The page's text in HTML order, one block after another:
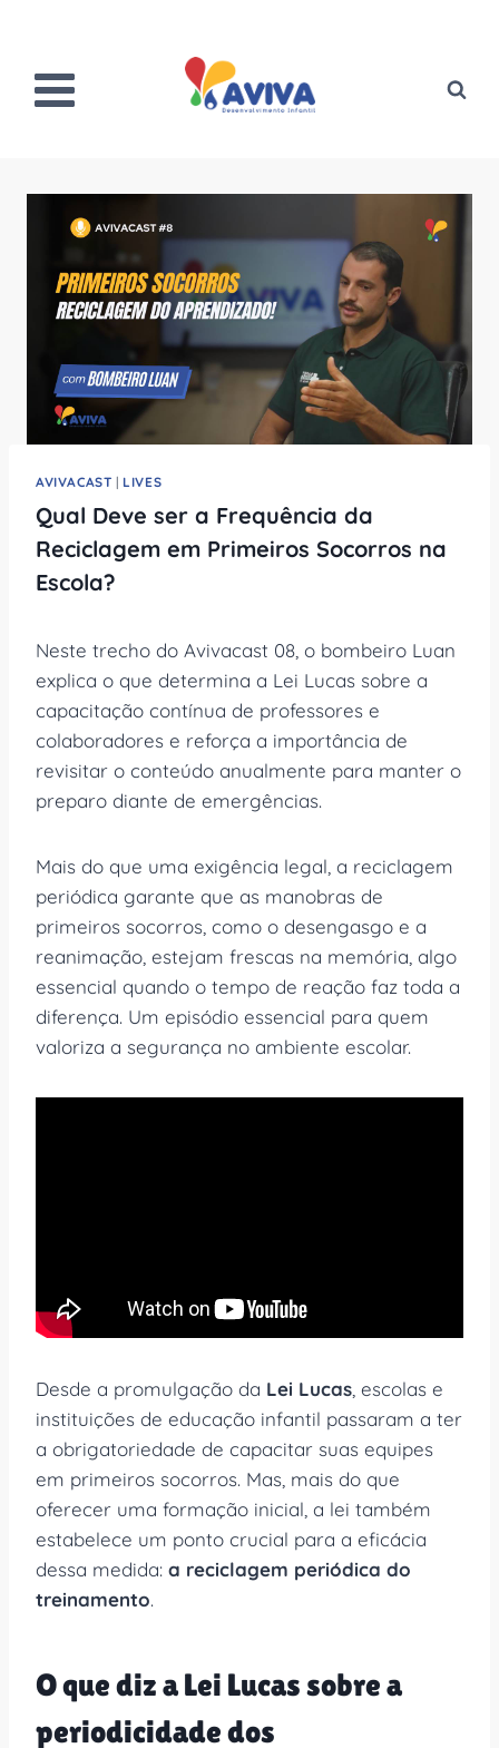
Conteúdo
AVIVACAST | LIVES
Qual Deve ser a Frequência da
Reciclagem em Primeiros Socorros na
Escola?
Neste trecho do Avivacast 08, o bombeiro Luan
explica o que determina a Lei Lucas sobre a
capacitação contínua de professores e
colaboradores e reforça a importância de
revisitar o conteúdo anualmente para manter o
preparo diante de emergências.
Mais do que uma exigência legal, a reciclagem
periódica garante que as manobras de
primeiros socorros, como o desengasgo e a
reanimação, estejam frescas na memória, algo
essencial quando o tempo de reação faz toda a
diferença. Um episódio essencial para quem
valoriza a segurança no ambiente escolar.
Desde a promulgação da Lei Lucas , escolas e
instituições de educação infantil passaram a ter
a obrigatoriedade de capacitar suas equipes
em primeiros socorros. Mas, mais do que
oferecer uma formação inicial, a lei também
estabelece um ponto crucial para a eficácia
dessa medida: a reciclagem periódica do
treinamento.
O que diz a Lei Lucas sobre a
periodicidade dos